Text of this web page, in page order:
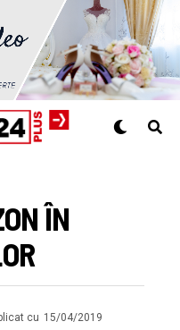
ÎN
cu 15/04/2019